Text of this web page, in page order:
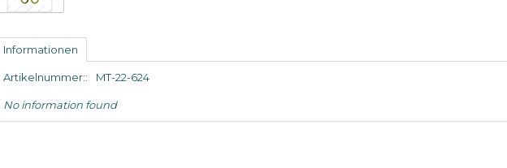
Informationen
Artikelnummer:: MT-22-624
No information found